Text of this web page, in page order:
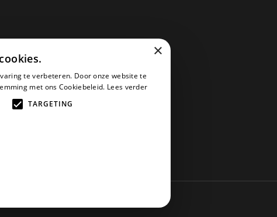
×
te verbeteren. Door onze website te
met ons Cookiebeleid. Lees verder
TARGETING